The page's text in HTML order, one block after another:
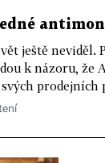
jedné
ještě neviděl.
k názoru, že
prodejních